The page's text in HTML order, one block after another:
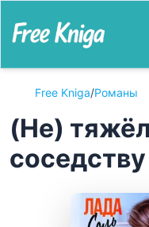
Free Kniga/Романы
(Не)
соседству